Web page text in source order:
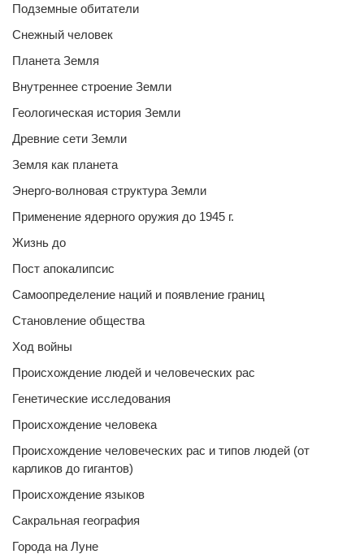
Подземные обитатели
Снежный человек
Планета Земля
Внутреннее строение Земли
Геологическая история Земли
Древние сети Земли
Земля как планета
Энерго-волновая структура Земли
Применение ядерного оружия до 1945 г.
Жизнь до
Пост апокалипсис
Самоопределение наций и появление границ
Становление общества
Ход войны
Происхождение людей и человеческих рас
Генетические исследования
Происхождение человека
Происхождение человеческих рас и типов людей (от
карликов до гигантов)
Происхождение языков
Сакральная география
Города на Луне